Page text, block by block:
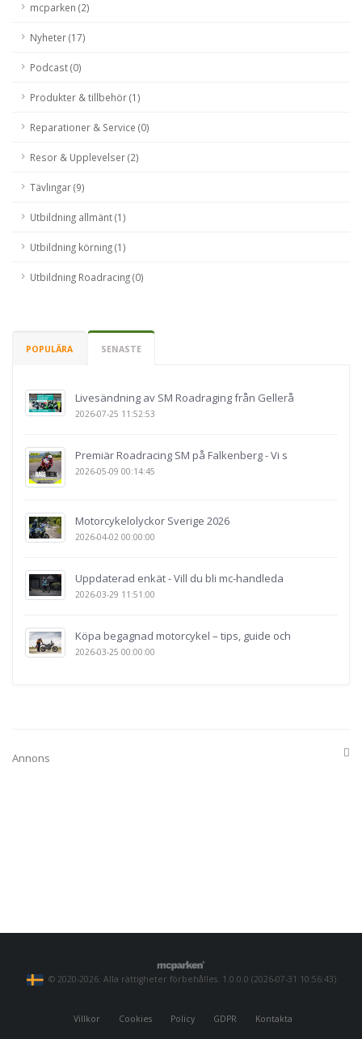
mcparken (2)
Nyheter (17)
Podcast (0)
Produkter & tillbehör (1)
Reparationer & Service (0)
Resor & Upplevelser (2)
Tävlingar (9)
Utbildning allmänt (1)
Utbildning körning (1)
Utbildning Roadracing (0)
POPULÄRA SENASTE
Livesändning av SM Roadraging från Gellerå
2026-07-25 11:52:53
Premiär Roadracing SM på Falkenberg - Vi s
2026-05-09 00:14:45
Motorcykelolyckor Sverige 2026
2026-04-02 00:00:00
Uppdaterad enkät - Vill du bli mc-handleda
2026-03-29 11:51:00
Köpa begagnad motorcykel – tips, guide och
2026-03-25 00:00:00
Annons
© 2020-2026. Alla rättigheter förbehålles. 1.0.0.0 (2026-07-31 10:56:43)
Villkor Cookies Policy GDPR Kontakta